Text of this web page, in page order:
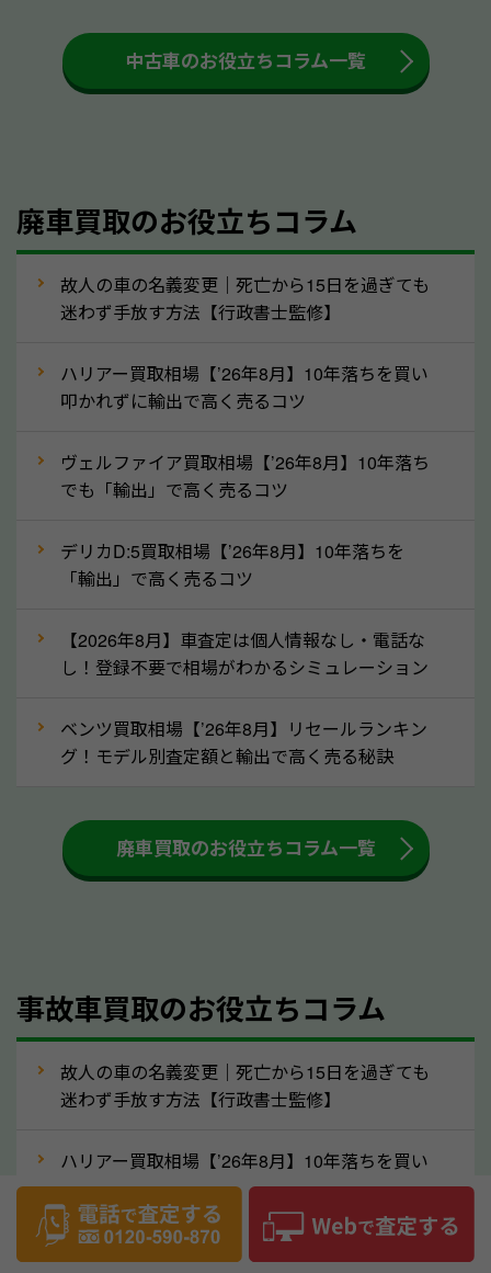
付金をお客様に返還しない業者もあります。廃車査定
をする際には、自動車税の還付金の返還があるかどう
かを確認するようにしてください。高知県のソコカラ
人気の車種は廃車の状態でも、高価買取が可能です。
産車は高く買取が可能です。「廃車＝買取できない」
なら廃車の車も適正価格で買取できます。他社で買取
拒否となった車も価格がつく可能性があるので、諦め
でも高価買取が可能なケースは珍しくないため、まず
はWebで簡単にできる無料査定をお試しください。
実績」で確認できます。
⑤車内の簡単な清掃で買取価格アップも！
しばらく乗っていない車は、車内のシートや座席の下
が汚れていることも多いです。シミや汚れが付着して
す。車内の汚れは簡単な清掃だけで取り除けることも
多いため、査定前にチェックして、清掃をしておくの
大きな汚れがない限り必要はありません。査定に影響
するケースは少ないため、そのままお持ちいただいて
あるため、まずは高知県のソコカラへ車の状態につい
てお気軽にご相談ください。
⑥車の需要が高まるタイミングで売るのも
高価買取のポイント！
買取依頼をするのもポイントです。車にも需要の高い
時期と低い時期があり、低い時期だと査定金額が抑え
めになる可能性もあります。逆に需要が高い時期であ
中古車のお役立ちコラム一覧
廃車買取のお役立ちコラム
故人の車の名義変更｜死亡から15日を過ぎても
迷わず手放す方法【行政書士監修】
ハリアー買取相場【’26年8月】10年落ちを買い
叩かれずに輸出で高く売るコツ
ヴェルファイア買取相場【’26年8月】10年落ち
でも「輸出」で高く売るコツ
デリカD:5買取相場【’26年8月】10年落ちを
「輸出」で高く売るコツ
【2026年8月】車査定は個人情報なし・電話な
し！登録不要で相場がわかるシミュレーション
ベンツ買取相場【’26年8月】リセールランキン
グ！モデル別査定額と輸出で高く売る秘訣
廃車買取のお役立ちコラム一覧
事故車買取のお役立ちコラム
故人の車の名義変更｜死亡から15日を過ぎても
迷わず手放す方法【行政書士監修】
ハリアー買取相場【’26年8月】10年落ちを買い
叩かれずに輸出で高く売るコツ
ヴェルファイア買取相場【’26年8月】10年落ち